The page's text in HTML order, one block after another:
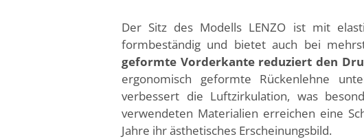
Der Sitz des Modells LENZO ist mit
formbeständig und bietet auch bei
geformte Vorderkante reduziert den
ergonomisch geformte Rückenlehne
verbessert die Luftzirkulation, was
verwendeten Materialien erreichen eine
Jahre ihr ästhetisches Erscheinungsbild.